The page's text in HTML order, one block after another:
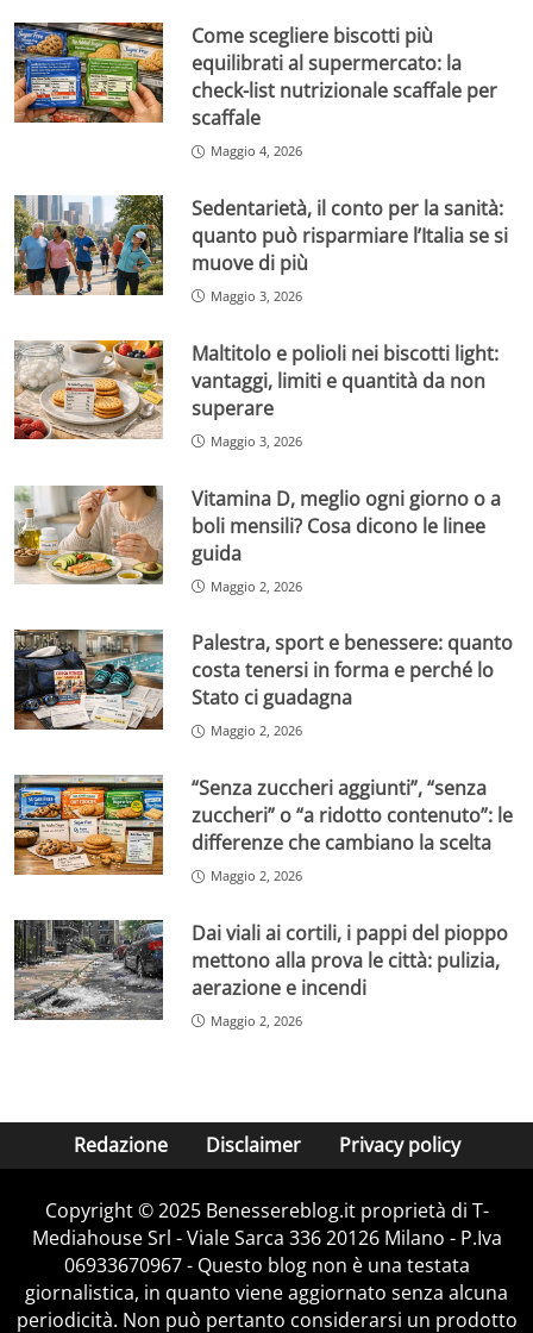
Come scegliere biscotti più
equilibrati al supermercato: la
check-list nutrizionale scaffale per
scaffale
Maggio 4, 2026
Sedentarietà, il conto per la sanità:
quanto può risparmiare l’Italia se si
muove di più
Maggio 3, 2026
Maltitolo e polioli nei biscotti light:
vantaggi, limiti e quantità da non
superare
Maggio 3, 2026
Vitamina D, meglio ogni giorno o a
boli mensili? Cosa dicono le linee
guida
Maggio 2, 2026
Palestra, sport e benessere: quanto
costa tenersi in forma e perché lo
Stato ci guadagna
Maggio 2, 2026
“Senza zuccheri aggiunti”, “senza
zuccheri” o “a ridotto contenuto”: le
differenze che cambiano la scelta
Maggio 2, 2026
Dai viali ai cortili, i pappi del pioppo
mettono alla prova le città: pulizia,
aerazione e incendi
Maggio 2, 2026
Redazione Disclaimer Privacy policy
Copyright © 2025 Benessereblog.it proprietà di T-
Mediahouse Srl - Viale Sarca 336 20126 Milano - P.Iva
06933670967 - Questo blog non è una testata
giornalistica, in quanto viene aggiornato senza alcuna
periodicità. Non può pertanto considerarsi un prodotto